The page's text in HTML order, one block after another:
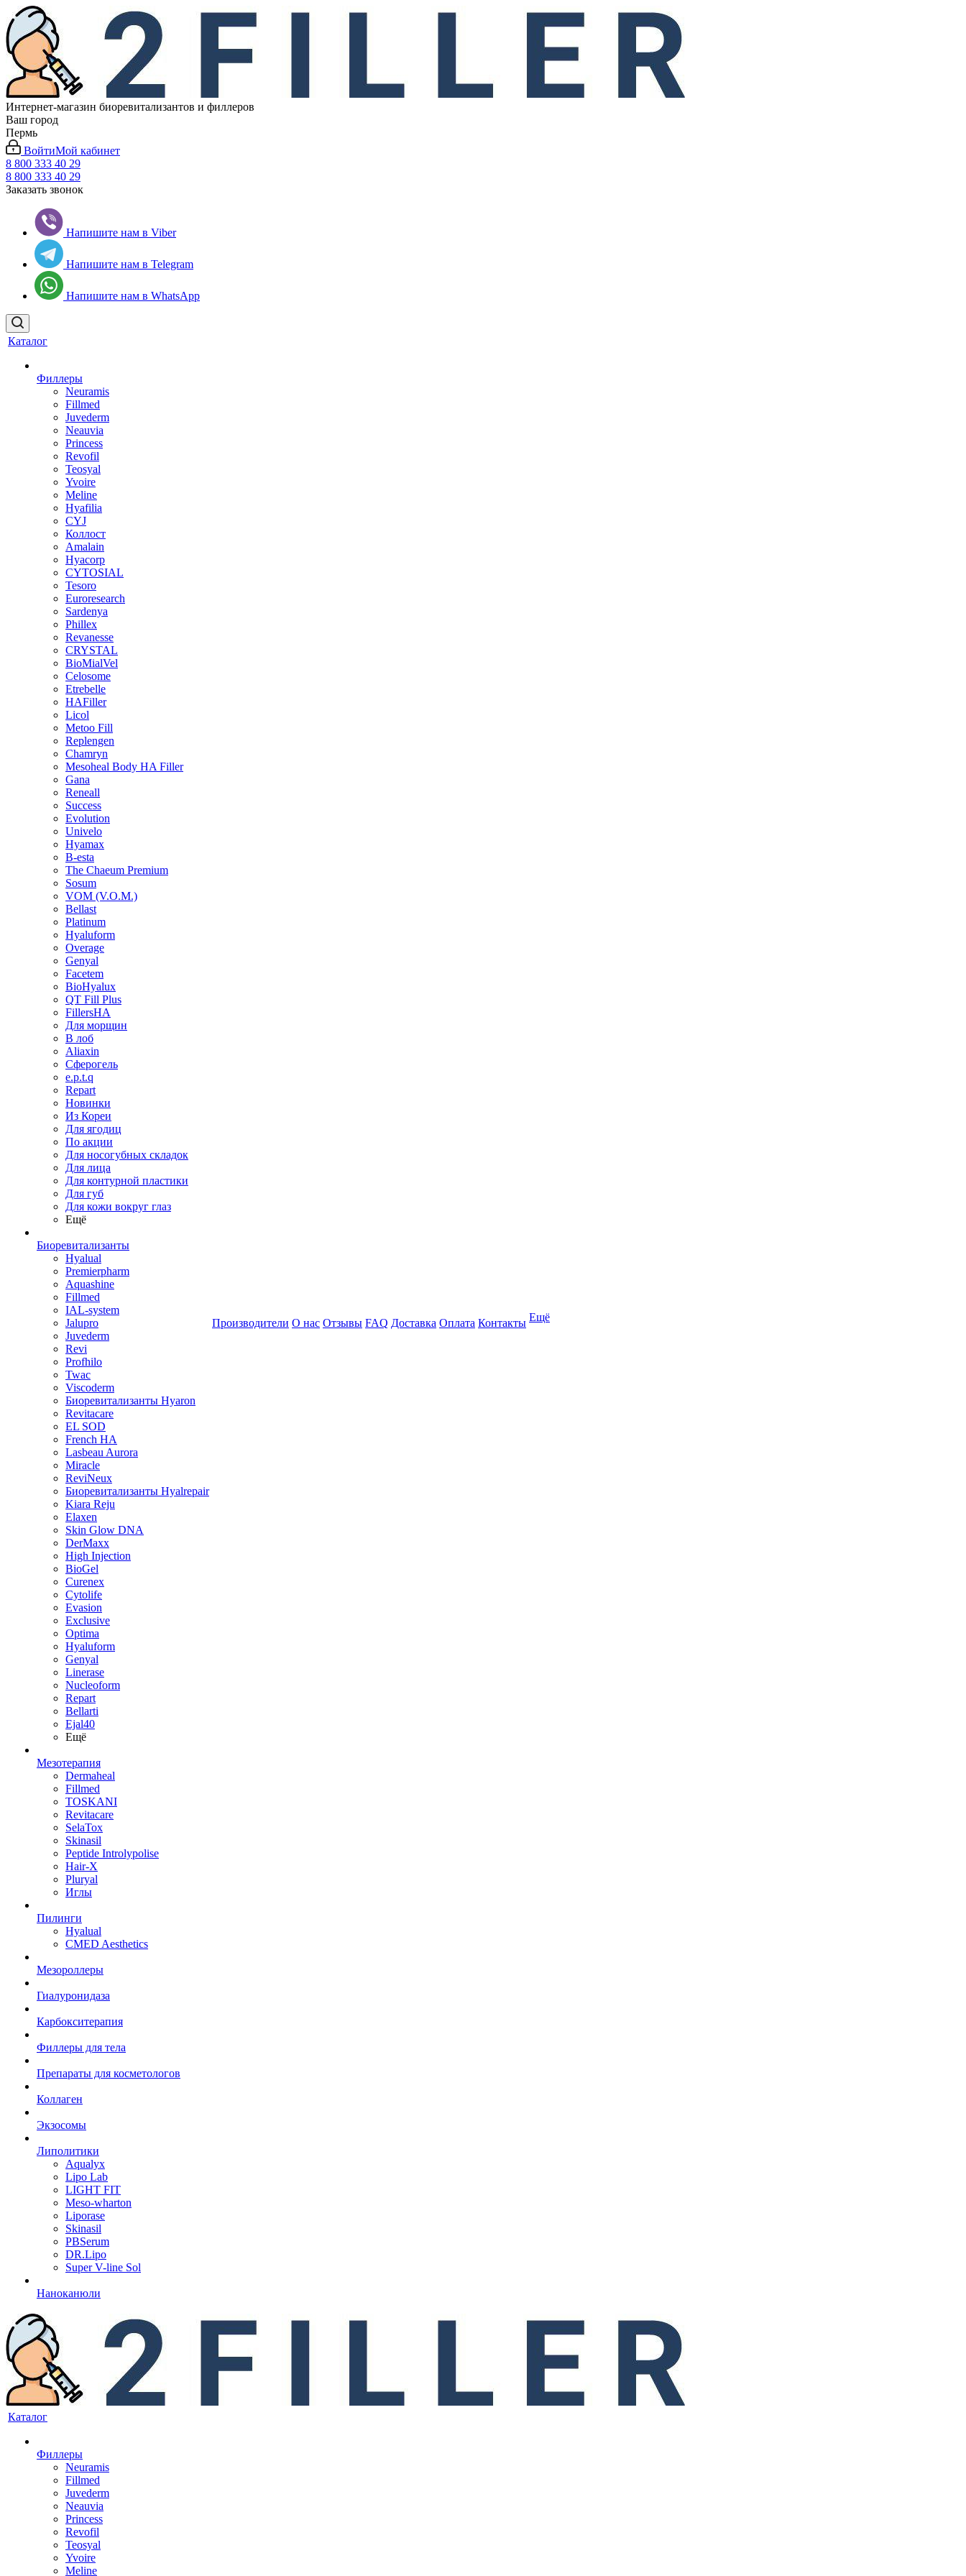
Интернет-магазин биоревитализантов и филлеров
Ваш город
Пермь
ВойтиМой кабинет
8 800 333 40 29
8 800 333 40 29
Заказать звонок
Напишите нам в Viber
Напишите нам в Telegram
Напишите нам в WhatsApp
Каталог
Филлеры
Neuramis
Fillmed
Juvederm
Neauvia
Princess
Revofil
Teosyal
Yvoire
Meline
Hyafilia
CYJ
Коллост
Amalain
Hyacorp
CYTOSIAL
Tesoro
Euroresearch
Sardenya
Phillex
Revanesse
CRYSTAL
BioMialVel
Celosome
Etrebelle
HAFiller
Licol
Metoo Fill
Replengen
Chamryn
Mesoheal Body HA Filler
Gana
Reneall
Success
Evolution
Univelo
Hyamax
B-esta
The Chaeum Premium
Sosum
VOM (V.O.M.)
Bellast
Platinum
Hyaluform
Overage
Genyal
Facetem
BioHyalux
QT Fill Plus
FillersHA
Для морщин
В лоб
Aliaxin
Сферогель
e.p.t.q
Repart
Новинки
Из Кореи
Для ягодиц
По акции
Для носогубных складок
Для лица
Для контурной пластики
Для губ
Для кожи вокруг глаз
Ещё
Биоревитализанты
Hyalual
Premierpharm
Aquashine
Fillmed
IAL-system
Jalupro
Juvederm
Revi
Profhilo
Twac
Viscoderm
Биоревитализанты Hyaron
Revitacare
EL SOD
French HA
Lasbeau Aurora
Miracle
ReviNeux
Биоревитализанты Hyalrepair
Kiara Reju
Elaxen
Skin Glow DNA
DerMaxx
High Injection
BioGel
Curenex
Cytolife
Evasion
Exclusive
Optima
Hyaluform
Genyal
Linerase
Nucleoform
Repart
Bellarti
Ejal40
Ещё
Мезотерапия
Dermaheal
Fillmed
TOSKANI
Revitacare
SelaTox
Skinasil
Peptide Introlypolise
Hair-X
Pluryal
Иглы
Пилинги
Hyalual
CMED Aesthetics
Мезороллеры
Гиалуронидаза
Карбокситерапия
Филлеры для тела
Препараты для косметологов
Коллаген
Экзосомы
Липолитики
Aqualyx
Lipo Lab
LIGHT FIT
Meso-wharton
Liporase
Skinasil
PBSerum
DR.Lipo
Super V-line Sol
Наноканюли
Производители О нас Отзывы FAQ Доставка Оплата Контакты Ещё
Каталог
Филлеры
Neuramis
Fillmed
Juvederm
Neauvia
Princess
Revofil
Teosyal
Yvoire
Meline